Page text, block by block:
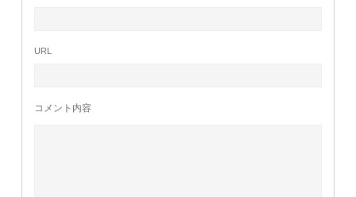
URL
コメント内容